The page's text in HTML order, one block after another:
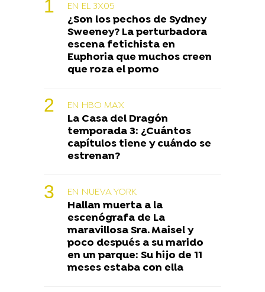
EN EL 3X05
¿Son los pechos de Sydney
Sweeney? La perturbadora
escena fetichista en
Euphoria que muchos creen
que roza el porno
EN HBO MAX
La Casa del Dragón
temporada 3: ¿Cuántos
capítulos tiene y cuándo se
estrenan?
EN NUEVA YORK
Hallan muerta a la
escenógrafa de La
maravillosa Sra. Maisel y
poco después a su marido
en un parque: Su hijo de 11
meses estaba con ella